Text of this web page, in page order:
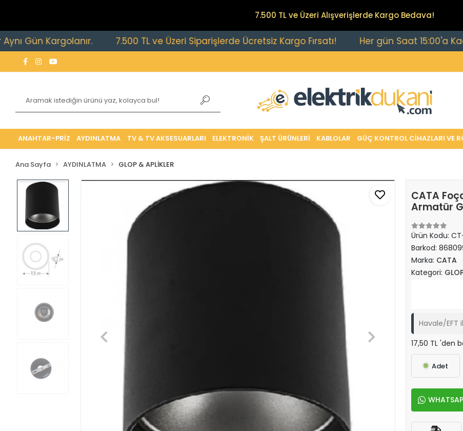
7.500 TL ve Üzeri Alışverişlerde Kargo Bedava!
Kargolanır. 7.500 TL ve Üzeri Siparişlerde Ücretsiz Kargo Fırsatı! Her gün Saat 15:00'a Kadar
ANAHTAR-PRİZ AYDINLATMA TV & TV AKSESUARLARI ELEKTRONİK ŞALT ÜRÜNLERİ KABLOLAR GÜÇ KONTROL CİHAZLARI VE
Ana Sayfa AYDINLATMA GLOP & APLİKLER
CATA
Armatür
Ürün Kodu:
Barkod:
Marka: CATA
Kategori:
Havale/EFT
17,50 TL 'den
Adet